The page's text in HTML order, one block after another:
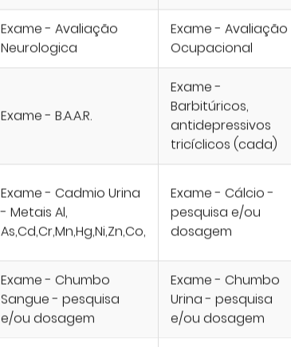
Exame - Avaliação
Neurologica
Exame - Avaliação
Ocupacional
Exame - B.A.A.R.
Exame -
Barbitúricos,
antidepressivos
tricíclicos (cada)
Exame - Cadmio Urina
- Metais Al,
As,Cd,Cr,Mn,Hg,Ni,Zn,Co,
Exame - Cálcio -
pesquisa e/ou
dosagem
Exame - Chumbo
Sangue - pesquisa
e/ou dosagem
Exame - Chumbo
Urina - pesquisa
e/ou dosagem